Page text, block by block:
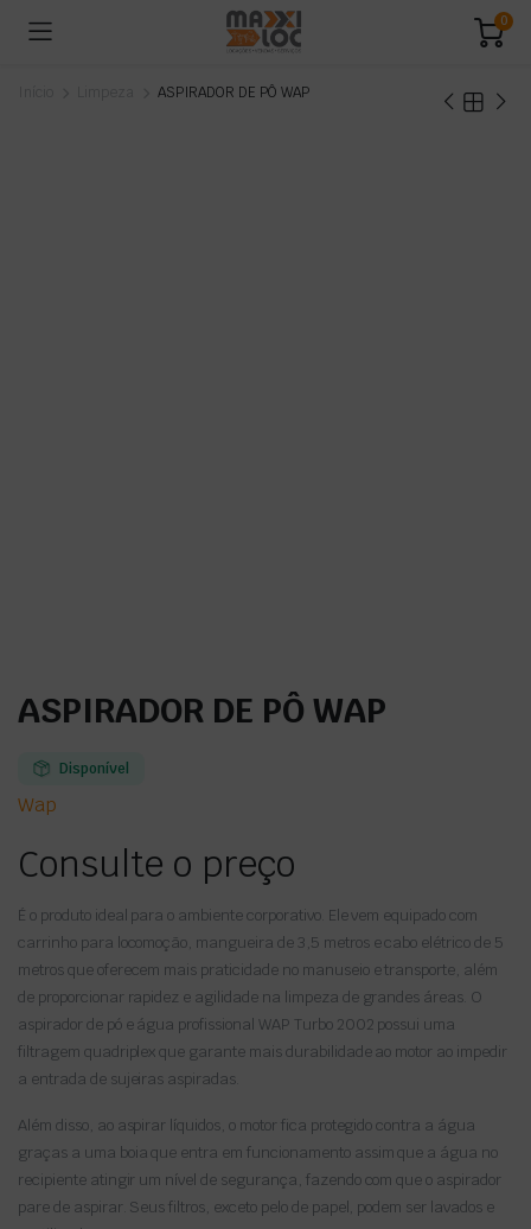
0
ASPIRADOR DE PÔ WAP
ASPIRADOR DE PÔ WAP
Disponível
Wap
Consulte o preço
É o produto ideal para o ambiente corporativo. Ele vem equipado com
carrinho para locomoção, mangueira de 3,5 metros e cabo elétrico de 5
metros que oferecem mais praticidade no manuseio e transporte, além
de proporcionar rapidez e agilidade na limpeza de grandes áreas. O
aspirador de pó e água profissional WAP Turbo 2002 possui uma
filtragem quadriplex que garante mais durabilidade ao motor ao impedir
a entrada de sujeiras aspiradas.
Além disso, ao aspirar líquidos, o motor fica protegido contra a água
graças a uma boia que entra em funcionamento assim que a água no
recipiente atingir um nível de segurança, fazendo com que o aspirador
pare de aspirar. Seus filtros, exceto pelo de papel, podem ser lavados e